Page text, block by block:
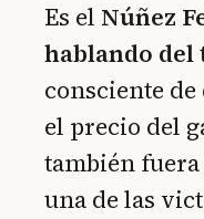
Es el Núñez
hablando
consciente
el precio del
también
una de las